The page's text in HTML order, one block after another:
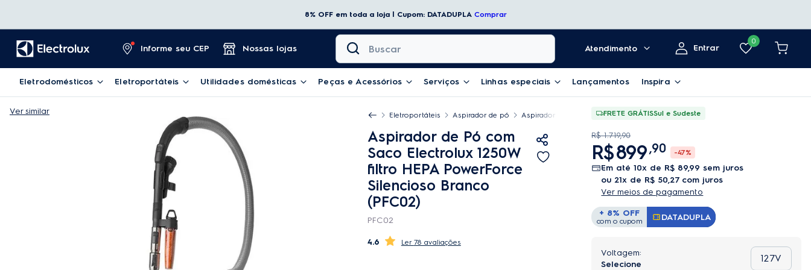
8% OFF em toda a loja | Cupom: DATADUPLA Comprar
Informe seu CEP Nossas lojas
Buscar
Atendimento
Entrar
0
Eletrodomésticos Eletroportáteis Utilidades domésticas Peças e Acessórios Serviços Linhas especiais Lançamentos Inspira
Ver similar Eletroportáteis Aspirador de pó Aspirador de Pó com Saco Electrolux 1250W filtro HEPA PowerForce Silencioso
Aspirador de Pó com
Saco Electrolux 1250W
filtro HEPA PowerForce
Silencioso Branco
(PFC02)
PFC02
4.6 78 avaliações
FRETE GRÁTISSul e Sudeste
R$ 1.719,90
R$899,90 -47%
em até 10x de R$ 89,99 sem juros
ou 21x de R$ 50,27com juros
Ver meios de pagamento
+ 8% OFF
com o cupom DATADUPLA
Copiar Cupom
127V